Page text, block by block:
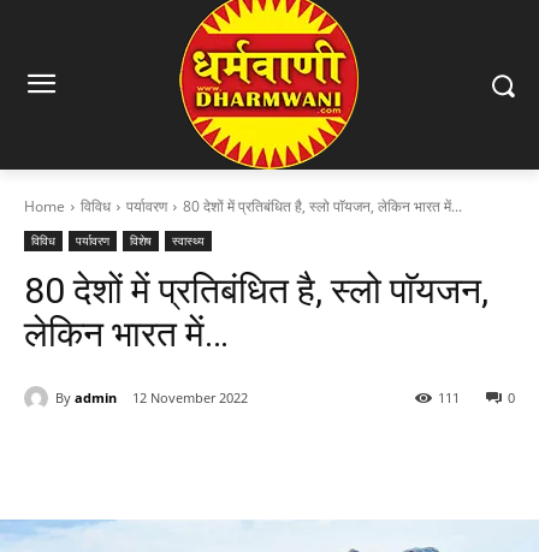
Home विविध पर्यावरण 80 देशों में प्रतिबंधित है, स्लो पाॅयजन, लेकिन भारत में...
विविध पर्यावरण विशेष स्वास्थ्य
80 देशों में प्रतिबंधित है, स्लो पाॅयजन,
लेकिन भारत में…
By admin 12 November 2022 0
111